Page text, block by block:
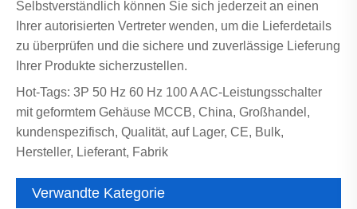
Selbstverständlich können Sie sich jederzeit an einen
Ihrer autorisierten Vertreter wenden, um die Lieferdetails
zu überprüfen und die sichere und zuverlässige Lieferung
Ihrer Produkte sicherzustellen.
Hot-Tags: 3P 50 Hz 60 Hz 100 A AC-Leistungsschalter
mit geformtem Gehäuse MCCB, China, Großhandel,
kundenspezifisch, Qualität, auf Lager, CE, Bulk,
Hersteller, Lieferant, Fabrik
Verwandte Kategorie